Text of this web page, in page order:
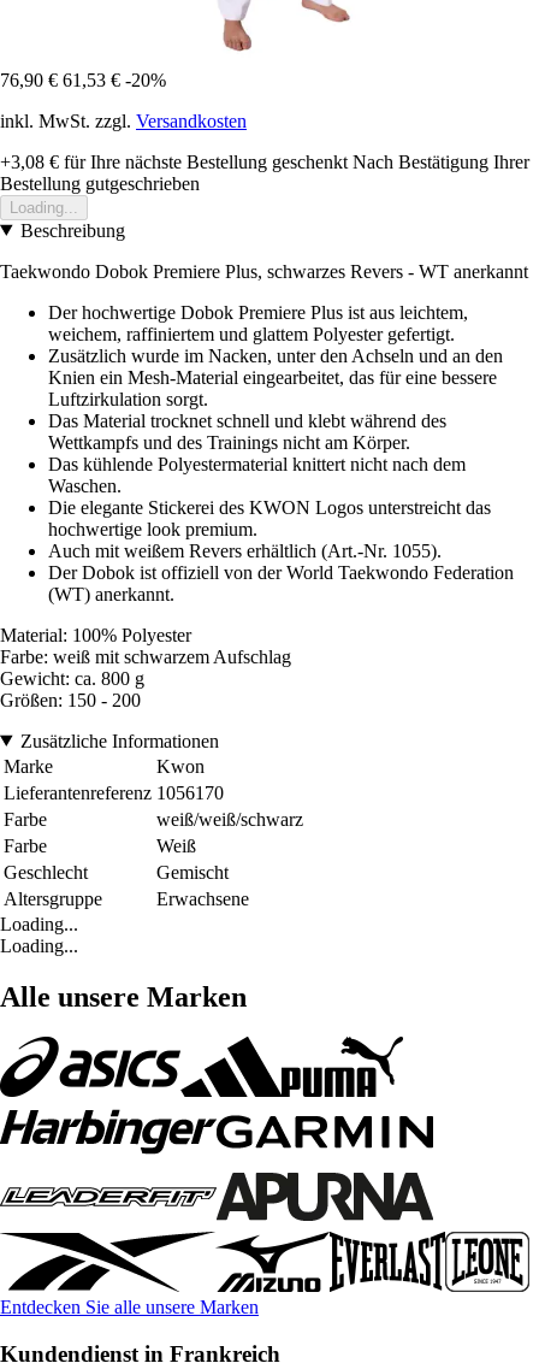
76,90 € 61,53 € -20%
inkl. MwSt. zzgl. Versandkosten
+3,08 € für Ihre nächste Bestellung geschenkt Nach Bestätigung Ihrer
Bestellung gutgeschrieben
Loading...
Beschreibung
Taekwondo Dobok Premiere Plus, schwarzes Revers - WT anerkannt
Der hochwertige Dobok Premiere Plus ist aus leichtem,
weichem, raffiniertem und glattem Polyester gefertigt.
Zusätzlich wurde im Nacken, unter den Achseln und an den
Knien ein Mesh-Material eingearbeitet, das für eine bessere
Luftzirkulation sorgt.
Das Material trocknet schnell und klebt während des
Wettkampfs und des Trainings nicht am Körper.
Das kühlende Polyestermaterial knittert nicht nach dem
Waschen.
Die elegante Stickerei des KWON Logos unterstreicht das
hochwertige look premium.
Auch mit weißem Revers erhältlich (Art.-Nr. 1055).
Der Dobok ist offiziell von der World Taekwondo Federation
(WT) anerkannt.
Material: 100% Polyester
Farbe: weiß mit schwarzem Aufschlag
Gewicht: ca. 800 g
Größen: 150 - 200
Zusätzliche Informationen
Marke
Kwon
Lieferantenreferenz 1056170
Farbe
weiß/weiß/schwarz
Farbe
Weiß
Geschlecht
Gemischt
Altersgruppe
Erwachsene
Loading...
Loading...
Alle unsere Marken
Entdecken Sie alle unsere Marken
Kundendienst in Frankreich